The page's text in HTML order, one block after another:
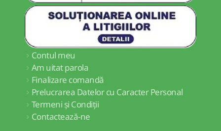
Contul meu
Am uitat parola
Finalizare comandă
Prelucrarea Datelor cu Caracter Personal
Termeni și Condiții
Contactează-ne